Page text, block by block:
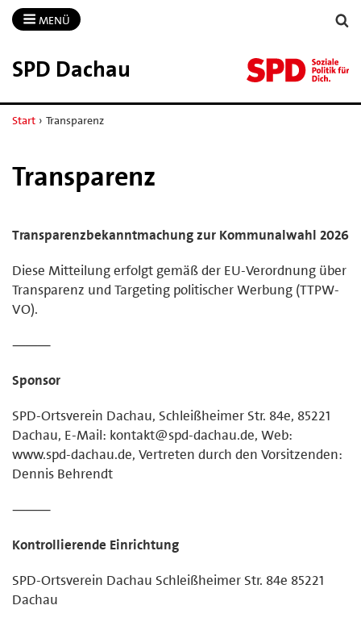
MENÜ
SPD Dachau
Start › Transparenz
Transparenz
Transparenzbekanntmachung zur Kommunalwahl 2026
Diese Mitteilung erfolgt gemäß der EU-Verordnung über
Transparenz und Targeting politischer Werbung (TTPW-
VO).
⸻
Sponsor
SPD-Ortsverein Dachau, Schleißheimer Str. 84e, 85221
Dachau, E-Mail: kontakt@spd-dachau.de, Web:
www.spd-dachau.de, Vertreten durch den Vorsitzenden:
Dennis Behrendt
⸻
Kontrollierende Einrichtung
SPD-Ortsverein Dachau Schleißheimer Str. 84e 85221
Dachau